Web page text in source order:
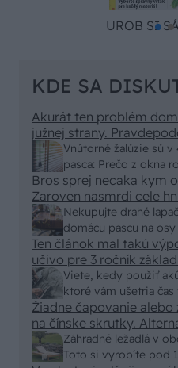
UROB SI
KDE SA
Vnútorné žalúzie sú
pasca: Prečo z okna
vyriešiť za pár eur?
Akurát ten problém
južnej strany.
vonkajšieho tienenia na
250x150cm. Čínsky
eur kus.
Nekupujte drahé
domácu pascu na
von
Bros sprej necaka kym
Zaroven nasmrdi cele
nic zive. Vasa pasca
Skor pritiahne slimaky
Viete, kedy použiť
ktoré vám ušetria
Ten článok mal takú
učivo pre 3 ročník základnej
alebo nejaka kniha z VŠ? Dnešné
malty - pevnosť 40 Mpa
minut , k tomu vodotesné s
- schnutie a zretie. Nič?
Záhradné ležadlá v
Toto si vyrobíte pod
Žiadne čapovanie
na čínske skrutky.
čo sa týka pevnosti.
remeselným